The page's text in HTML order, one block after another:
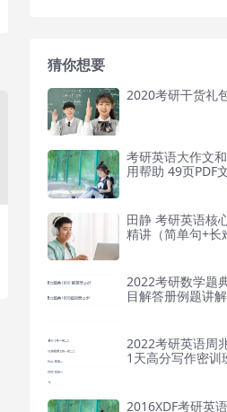
猜你想要
2020考研干货礼
考研英语大作文
用帮助 49页PDF
田静 考研英语核
精讲（简单句+长
2022考研数学题
目解答册例题讲
2022考研英语周
1天高分写作密训
2016XDF考研英